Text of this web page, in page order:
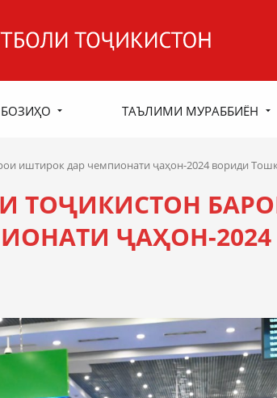
ТАЪЛИМИ МУРАББИЁН
иштирок дар чемпионати ҷаҳон-2024 вориди
ТОҶИКИСТОН
ҶАҲОН-